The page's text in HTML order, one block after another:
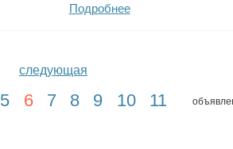
Подробнее
следующая
5 6 7 8 9 10 11